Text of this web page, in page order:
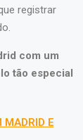
registrar
com um
tão especial
MADRID E